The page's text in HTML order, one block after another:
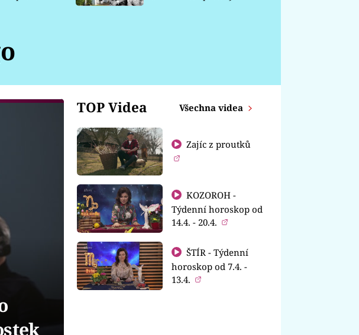
TOP Videa Všechna videa
Zajíc z proutků
KOZOROH -
Týdenní horoskop od
14.4. - 20.4.
ŠTÍR - Týdenní
horoskop od 7.4. -
13.4.